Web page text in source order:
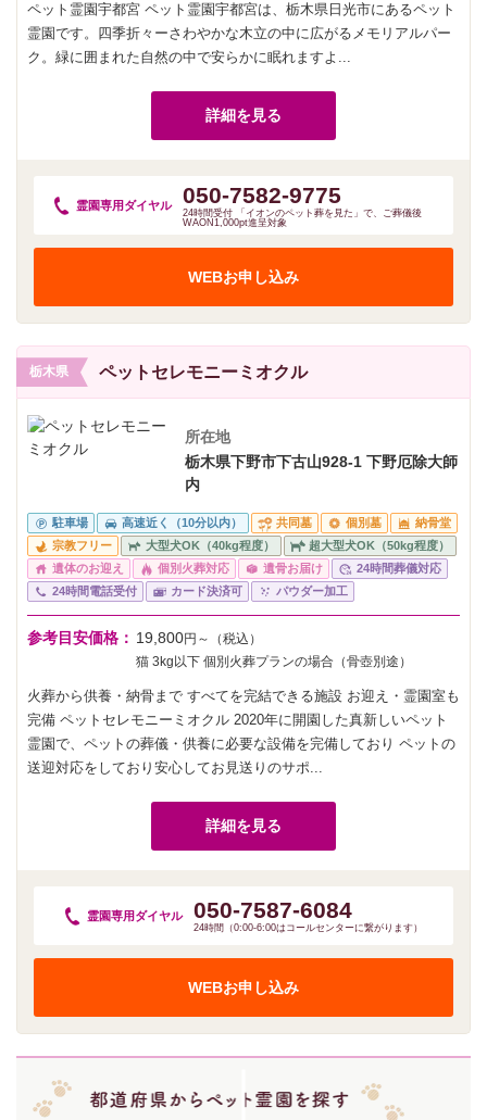
ペット霊園宇都宮 ペット霊園宇都宮は、栃木県日光市にあるペット
霊園です。四季折々ーさわやかな木立の中に広がるメモリアルパー
ク。緑に囲まれた自然の中で安らかに眠れますよ...
詳細を見る
霊園専用 ダイヤル 050-7582-9775
24時間受付 「イオンのペット葬を見た」で、ご葬儀後
WAON1,000pt進呈対象
WEBお申し込み
栃木県 ペットセレモニーミオクル
所在地
栃木県下野市下古山928-1 下野厄除大師
内
駐車場 高速近く（10分以内） 共同墓 個別墓
納骨堂
宗教フリー
大型犬OK（40kg程度）
超大型犬OK（50kg程度）
遺体のお迎え
個別火葬対応 遺骨お届け
24時間葬儀対応
24時間電話受付
カード決済可 パウダー加工
参考目安価格： 19,800円～（税込）
猫 3kg以下 個別火葬プランの場合（骨壺別途）
火葬から供養・納骨まで すべてを完結できる施設 お迎え・霊園室も
完備 ペットセレモニーミオクル 2020年に開園した真新しいペット
霊園で、ペットの葬儀・供養に必要な設備を完備しており ペットの
送迎対応をしており安心してお見送りのサポ...
詳細を見る
霊園専用 ダイヤル 050-7587-6084
24時間（0:00-6:00はコールセンターに繋がります）
WEBお申し込み